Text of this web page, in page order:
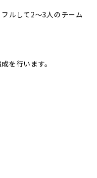
ルして2〜3人のチーム
を行います。